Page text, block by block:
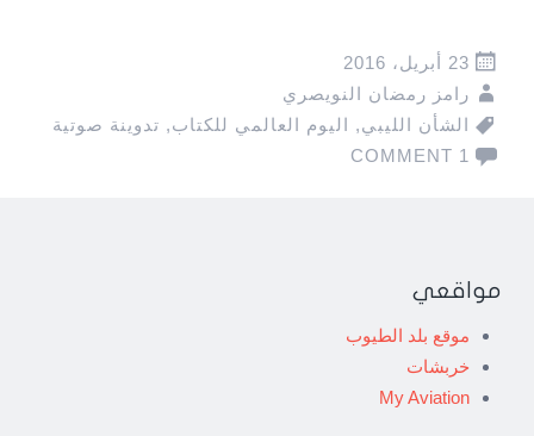
23 أبريل، 2016
رامز رمضان النويصري
الشأن الليبي, اليوم العالمي للكتاب, تدوينة صوتية
1 COMMENT
مواقعي
موقع بلد الطيوب
خربشات
My Aviation